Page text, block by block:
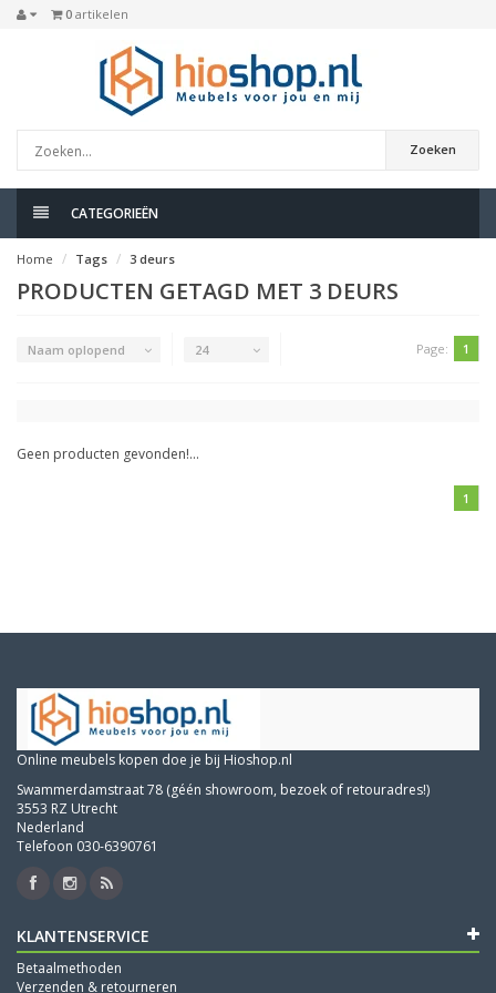
0 artikelen
Zoeken
CATEGORIEËN
Home Tags 3 deurs
PRODUCTEN GETAGD MET 3 DEURS
Naam oplopend 24 Page: 1
Geen producten gevonden!...
1
Online meubels kopen doe je bij Hioshop.nl
Swammerdamstraat 78 (géén showroom, bezoek of retouradres!)
3553 RZ Utrecht
Nederland
Telefoon 030-6390761
KLANTENSERVICE
Betaalmethoden
Verzenden & retourneren